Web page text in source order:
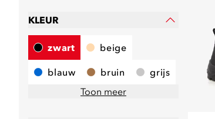
KLEUR
zwart beige
blauw bruin
grijs
Toon meer